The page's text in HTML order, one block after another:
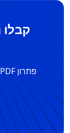
פתרון PDF מקצועי, מאובטח וכולל עבור ארגונים.